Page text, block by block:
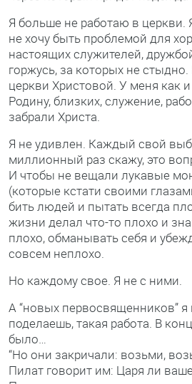
Я больше не работаю в церкви.
не хочу быть проблемой для
настоящих служителей,
горжусь, за которых не
церкви Христовой. У меня как
Родину, близких, служение,
забрали Христа.
Я не удивлен. Каждый свой
миллионный раз скажу, это
И чтобы не вещали лукавые
(которые кстати своими
бить людей и пытать всегда
жизни делал что-то плохо и
плохо, обманывать себя и
совсем неплохо.
Но каждому свое. Я не с ними.
А “новых первосвященников”
поделаешь, такая работа. В
было…
“Но они закричали: возьми,
Пилат говорит им: Царя ли